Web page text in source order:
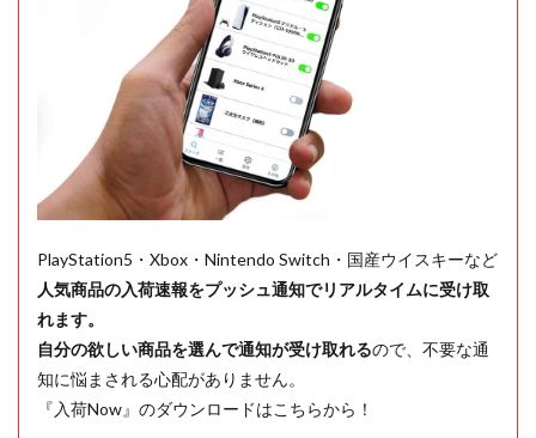
PlayStation5・Xbox・Nintendo Switch・国産ウイスキーなど
人気商品の入荷速報をプッシュ通知でリアルタイムに受け取
れます。
自分の欲しい商品を選んで通知が受け取れるので、不要な通
知に悩まされる心配がありません。
『入荷Now』のダウンロードはこちらから！